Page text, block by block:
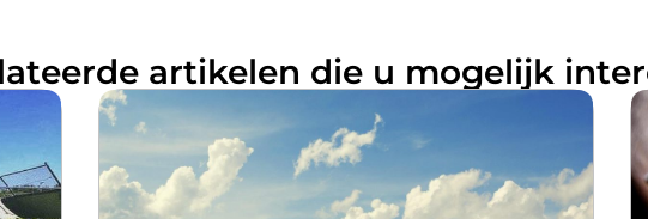
artikelen die u mogelijk